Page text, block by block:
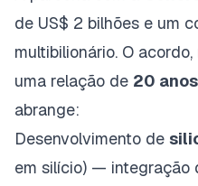
de US$ 2 bilhões e um
multibilionário. O
uma relação de 20 anos
abrange:
Desenvolvimento de
em silício) — integração